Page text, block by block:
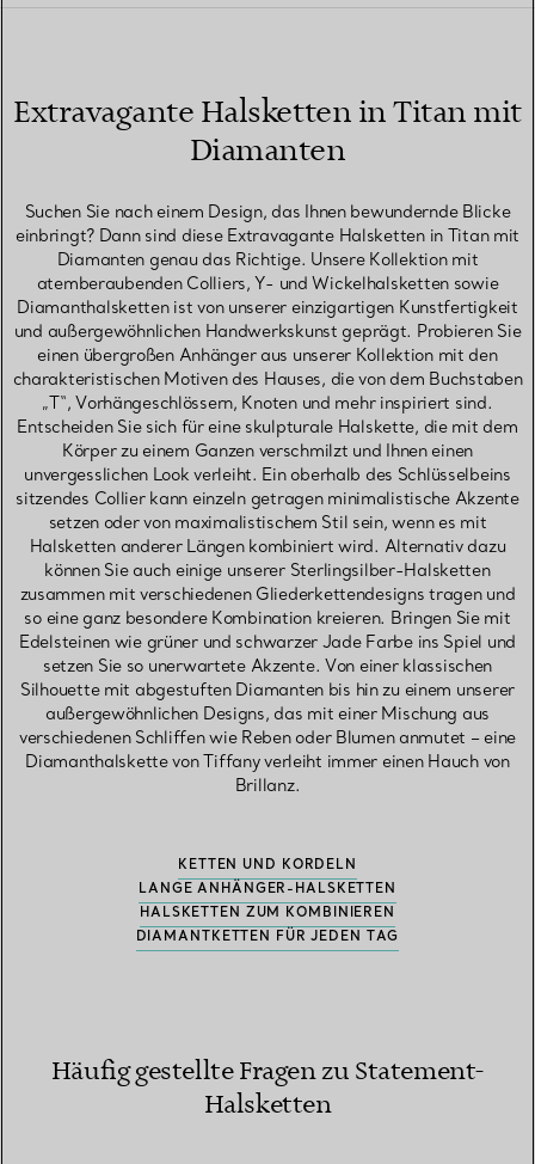
Extravagante Halsketten in Titan mit
Diamanten
Suchen Sie nach einem Design, das Ihnen bewundernde Blicke
einbringt? Dann sind diese Extravagante Halsketten in Titan mit
Diamanten genau das Richtige. Unsere Kollektion mit
atemberaubenden Colliers, Y- und Wickelhalsketten sowie
Diamanthalsketten ist von unserer einzigartigen Kunstfertigkeit
und außergewöhnlichen Handwerkskunst geprägt. Probieren Sie
einen übergroßen Anhänger aus unserer Kollektion mit den
charakteristischen Motiven des Hauses, die von dem Buchstaben
„T“, Vorhängeschlössern, Knoten und mehr inspiriert sind.
Entscheiden Sie sich für eine skulpturale Halskette, die mit dem
Körper zu einem Ganzen verschmilzt und Ihnen einen
unvergesslichen Look verleiht. Ein oberhalb des Schlüsselbeins
sitzendes Collier kann einzeln getragen minimalistische Akzente
setzen oder von maximalistischem Stil sein, wenn es mit
Halsketten anderer Längen kombiniert wird. Alternativ dazu
können Sie auch einige unserer Sterlingsilber-Halsketten
zusammen mit verschiedenen Gliederkettendesigns tragen und
so eine ganz besondere Kombination kreieren. Bringen Sie mit
Edelsteinen wie grüner und schwarzer Jade Farbe ins Spiel und
setzen Sie so unerwartete Akzente. Von einer klassischen
Silhouette mit abgestuften Diamanten bis hin zu einem unserer
außergewöhnlichen Designs, das mit einer Mischung aus
verschiedenen Schliffen wie Reben oder Blumen anmutet – eine
Diamanthalskette von Tiffany verleiht immer einen Hauch von
Brillanz.
KETTEN UND KORDELN
LANGE ANHÄNGER-HALSKETTEN
HALSKETTEN ZUM KOMBINIEREN
DIAMANTKETTEN FÜR JEDEN TAG
Häufig gestellte Fragen zu Statement-
Halsketten